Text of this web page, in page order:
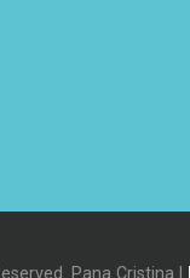
Pana Cristina |